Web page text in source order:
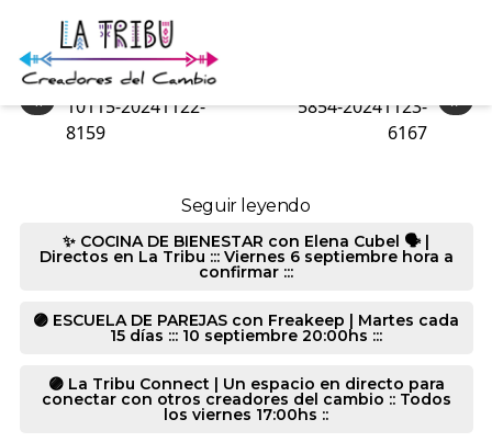
3340-20241123-6033
«
10115-20241122-
8159
»
5854-20241123-
6167
Seguir leyendo
✨ COCINA DE BIENESTAR con Elena Cubel 🗣️ |
Directos en La Tribu ::: Viernes 6 septiembre hora a
confirmar :::
🟣 ESCUELA DE PAREJAS con Freakeep | Martes cada
15 días ::: 10 septiembre 20:00hs :::
🟣 La Tribu Connect | Un espacio en directo para
conectar con otros creadores del cambio :: Todos
los viernes 17:00hs ::